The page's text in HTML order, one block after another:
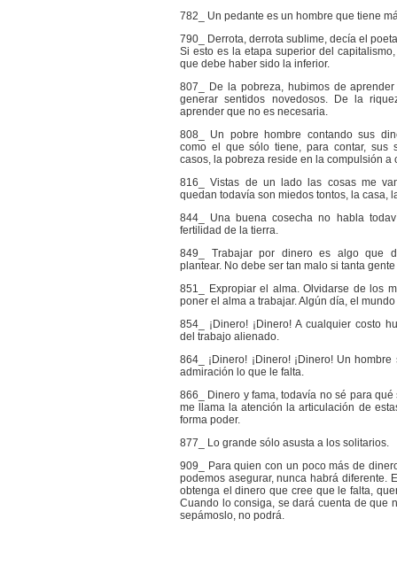
782_ Un pedante es un hombre que tiene
790_ Derrota, derrota sublime, decía el
Si esto es la etapa superior del
que debe haber sido la inferior.
807_ De la pobreza, hubimos de
generar sentidos novedosos. De la
aprender que no es necesaria.
808_ Un pobre hombre contando sus
como el que sólo tiene, para contar, sus
casos, la pobreza reside en la compulsión a
816_ Vistas de un lado las cosas me
quedan todavía son miedos tontos, la casa,
844_ Una buena cosecha no habla
fertilidad de la tierra.
849_ Trabajar por dinero es algo que
plantear. No debe ser tan malo si tanta
851_ Expropiar el alma. Olvidarse de los
poner el alma a trabajar. Algún día, el
854_ ¡Dinero! ¡Dinero! A cualquier costo
del trabajo alienado.
864_ ¡Dinero! ¡Dinero! ¡Dinero! Un
admiración lo que le falta.
866_ Dinero y fama, todavía no sé para
me llama la atención la articulación de
forma poder.
877_ Lo grande sólo asusta a los solitarios.
909_ Para quien con un poco más de
podemos asegurar, nunca habrá diferente.
obtenga el dinero que cree que le falta,
Cuando lo consiga, se dará cuenta de que
sepámoslo, no podrá.